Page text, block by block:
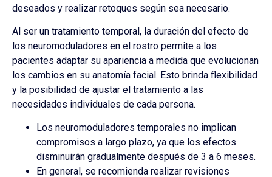
deseados y realizar retoques según sea necesario.
Al ser un tratamiento temporal, la duración del efecto de
los neuromoduladores en el rostro permite a los
pacientes adaptar su apariencia a medida que evolucionan
los cambios en su anatomía facial. Esto brinda flexibilidad
y la posibilidad de ajustar el tratamiento a las
necesidades individuales de cada persona.
Los neuromoduladores temporales no implican
compromisos a largo plazo, ya que los efectos
disminuirán gradualmente después de 3 a 6 meses.
En general, se recomienda realizar revisiones